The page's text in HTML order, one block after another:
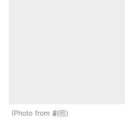
Photo from 劇照